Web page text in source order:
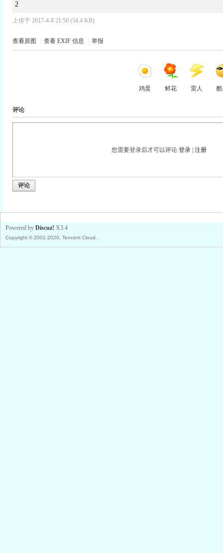
2
上传于 2017-4-8 21:50 (54.4 KB)
查看原图 查看 EXIF 信息 举报
鸡蛋 鲜花 雷人
评论
您需要登录后才可以评论登录 |注册
评论
Powered by Discuz! X3.4
Copyright © 2001-2020, Tencent Cloud.